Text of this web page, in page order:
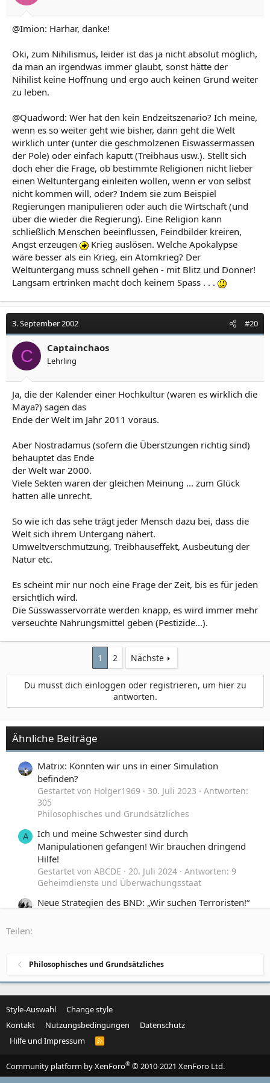
@Imion: Harhar, danke!
Oki, zum Nihilismus, leider ist das ja nicht absolut möglich,
da man an irgendwas immer glaubt, sonst hätte der
Nihilist keine Hoffnung und ergo auch keinen Grund weiter
zu leben.
@Quadword: Wer hat den kein Endzeitszenario? Ich meine,
wenn es so weiter geht wie bisher, dann geht die Welt
wirklich unter (unter die geschmolzenen Eiswassermassen
der Pole) oder einfach kaputt (Treibhaus usw.). Stellt sich
doch eher die Frage, ob bestimmte Religionen nicht lieber
einen Weltuntergang einleiten wollen, wenn er von selbst
nicht kommen will, oder? Indem sie zum Beispiel
Regierungen manipulieren oder auch die Wirtschaft (und
über die wieder die Regierung). Eine Religion kann
schließlich Menschen beeinflussen, Feindbilder kreiren,
Angst erzeugen
Krieg auslösen. Welche Apokalypse
wäre besser als ein Krieg, ein Atomkrieg? Der
Weltuntergang muss schnell gehen - mit Blitz und Donner!
Langsam ertrinken macht doch keinem Spass . . .
3. September 2002 #20
C Captainchaos
Lehrling
Ja, die der Kalender einer Hochkultur (waren es wirklich die
Maya?) sagen das
Ende der Welt im Jahr 2011 voraus.
Aber Nostradamus (sofern die Überstzungen richtig sind)
behauptet das Ende
der Welt war 2000.
Viele Sekten waren der gleichen Meinung ... zum Glück
hatten alle unrecht.
So wie ich das sehe trägt jeder Mensch dazu bei, dass die
Welt sich ihrem Untergang nähert.
Umweltverschmutzung, Treibhauseffekt, Ausbeutung der
Natur etc.
Es scheint mir nur noch eine Frage der Zeit, bis es für jeden
ersichtlich wird.
Die Süsswasservorräte werden knapp, es wird immer mehr
verseuchte Nahrungsmittel geben (Pestizide...).
1 2 Nächste
Du musst dich einloggen oder registrieren, um hier zu
antworten.
Ähnliche Beiträge
Matrix: Könnten wir uns in einer Simulation
befinden?
Gestartet von Holger1969 30. Juli 2023
Antworten:
305
Philosophisches und Grundsätzliches
A
Ich und meine Schwester sind durch
Manipulationen gefangen! Wir brauchen dringend
Hilfe!
Gestartet von ABCDE 20. Juli 2024
Antworten: 9
Geheimdienste und Überwachungsstaat
Neue Strategien des BND: „Wir suchen Terroristen!“
Wir lästern über Regierung und Medien - der kleine
Frustrierten-Stammtisch
Gestartet von Sonsee 2. Januar 2024
Antworten:
109
Teilen:
Philosophisches und Grundsätzliches
Style-Auswahl
Change style
Kontakt
Nutzungsbedingungen
Datenschutz
Hilfe und Impressum
R
Community platform by XenForo® © 2010-2021 XenForo Ltd.